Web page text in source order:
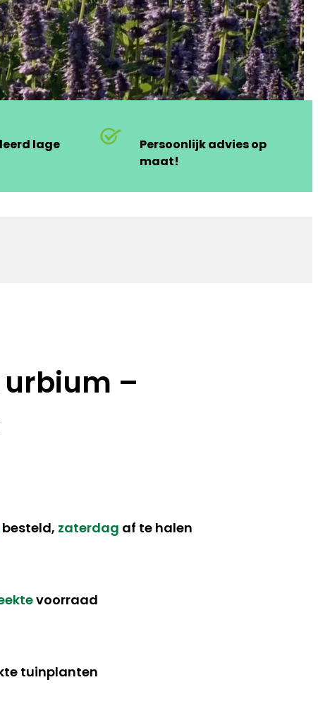
lage
Persoonlijk advies op
maat!
–
besteld, zaterdag af te halen
voorraad
tuinplanten